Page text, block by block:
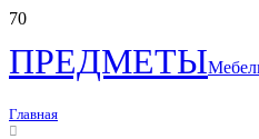
ПРЕДМЕТЫ
Главная